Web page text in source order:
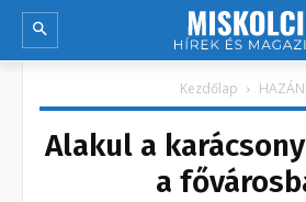
Kezdőlap
Alakul a
a